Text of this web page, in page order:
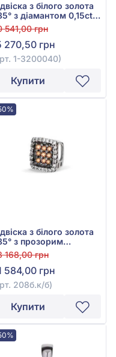
з білого золота
з діамантом 0,15ct,
1-3200040
541,00 грн
270,50 грн
1-3200040)
Купити
з білого золота
з прозорим
0,072ct та
діамантом
арт. 208б.к/б
168,00 грн
584,00 грн
208б.к/б)
Купити